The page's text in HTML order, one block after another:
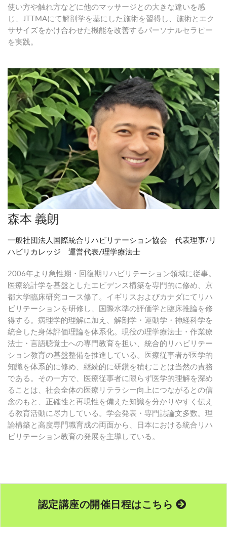
使い方や触れ方などに他のマッサージとの大きな違いを感
じ、JTTMAにて解剖学を基にした施術を習得し、施術とエク
ササイズをかけ合わせた機能を改善するパーソナルセラピー
を実践。
森本 義朗
一般社団法人国際統合リハビリテーション協会 代表理事/リ
ハビリカレッジ 運営代表/理学療法士
2006年より急性期・回復期リハビリテーション領域に従事。
医療統計学を基盤としたエビデンス構築を専門的に修め、京
都大学臨床研究コース修了。イギリスおよびカナダにてリハ
ビリテーションを研修し、国際水準の評価学と臨床推論を修
得する。病理学的理解に加え、解剖学・運動学・神経科学を
統合した身体評価理論を体系化。現役の理学療法士・作業療
法士・言語聴覚士への専門教育を担い、統合的リハビリテー
ション教育の基盤整備を推進している。医療従事者が医学的
知識を体系的に修め、継続的に研鑽を積むことは当然の責務
である。その一方で、医療従事者に限らず医学的理解を深め
ることは、社会全体の医療リテラシー向上につながるとの信
念のもと、正確性と再現性を備えた知識を分かりやすく伝え
る教育活動に尽力している。学会発表・専門誌論文多数。理
論構築と高度専門職育成の両面から、日本における統合リハ
ビリテーション教育の発展を主導している。
認定講座の開催日程はこちら